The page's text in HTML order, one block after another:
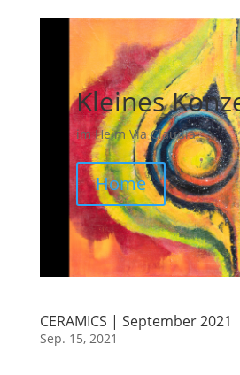
Kleines
im Heim Via Claudia
Home
CERAMICS | September 2021
Sep. 15, 2021